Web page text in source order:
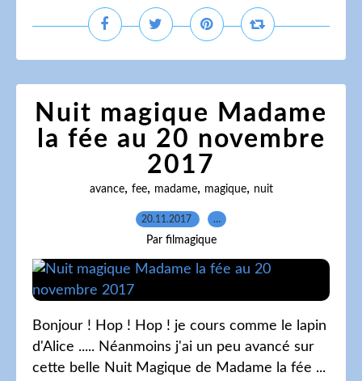
Nuit magique Madame
la fée au 20 novembre
2017
avance, fee, madame, magique, nuit
20.11.2017 …
Par filmagique
Bonjour ! Hop ! Hop ! je cours comme le lapin
d'Alice ..... Néanmoins j'ai un peu avancé sur
cette belle Nuit Magique de Madame la fée ...